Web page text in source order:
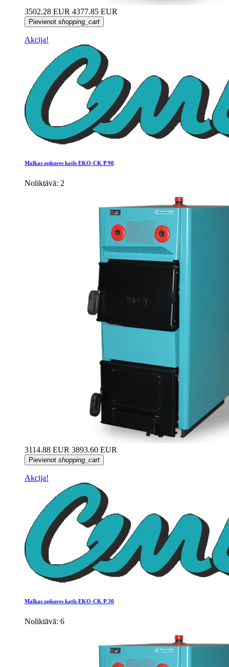
3502.28 EUR 4377.85 EUR
Pievienot shopping_cart
Akcija!
Malkas apkures katls EKO-CK P 90
Noliktāvā: 2
3114.88 EUR 3893.60 EUR
Pievienot shopping_cart
Akcija!
Malkas apkures katls EKO-CK P 30
Noliktāvā: 6